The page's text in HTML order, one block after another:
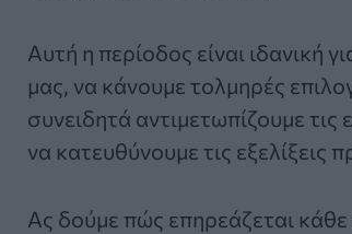
Αυτή η περίοδος είναι ιδανική
μας, να κάνουμε τολμηρές
συνειδητά αντιμετωπίζουμε
να κατευθύνουμε τις εξελίξεις
Ας δούμε πώς επηρεάζεται κάθε